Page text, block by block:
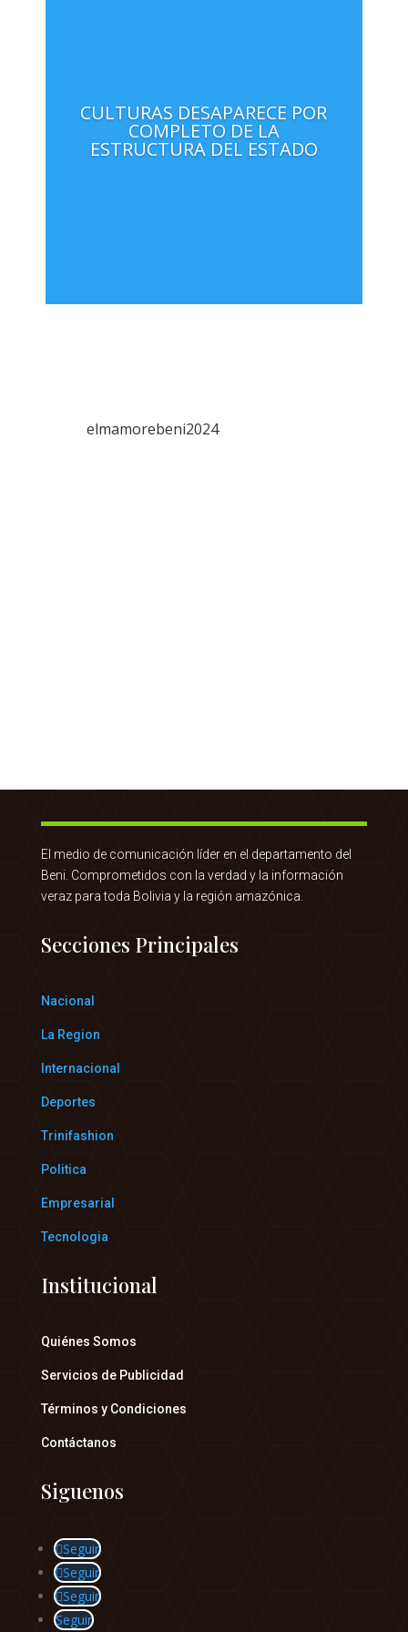
CULTURAS DESAPARECE POR
COMPLETO DE LA
ESTRUCTURA DEL ESTADO
elmamorebeni2024
El medio de comunicación líder en el departamento del
Beni. Comprometidos con la verdad y la información
veraz para toda Bolivia y la región amazónica.
Secciones Principales
Nacional
La Region
Internacional
Deportes
Trinifashion
Politica
Empresarial
Tecnologia
Institucional
Quiénes Somos
Servicios de Publicidad
Términos y Condiciones
Contáctanos
Siguenos
Seguir
Seguir
Seguir
Seguir